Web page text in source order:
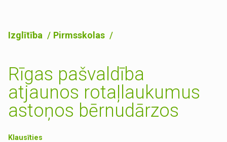
Izglītība Pirmsskolas
Rīgas pašvaldība
atjaunos rotaļlaukumus
astoņos bērnudārzos
Klausīties